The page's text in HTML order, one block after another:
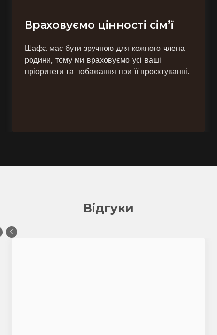
Враховуємо цінності сім’ї
Шафа має бути зручною для кожного члена
родини, тому ми враховуємо усі ваші
пріоритети та побажання при її проєктуванні.
Відгуки